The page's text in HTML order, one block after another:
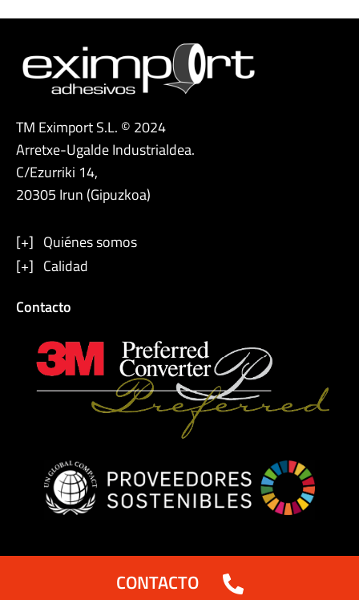
TM Eximport S.L. © 2024
Arretxe-Ugalde Industrialdea.
C/Ezurriki 14,
20305 Irun (Gipuzkoa)
[+] Quiénes somos
[+] Calidad
Contacto
CONTACTO